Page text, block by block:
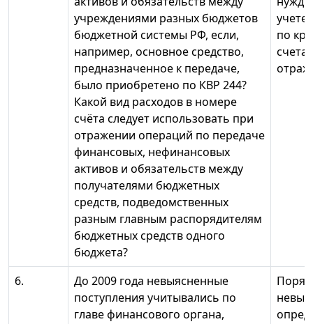
учреждениями разных бюджетов
бюджетной системы РФ, если,
например, основное средство,
предназначенное к передаче,
было приобретено по КВР 244?
Какой вид расходов в номере
счёта следует использовать при
отражении операций по передаче
финансовых, нефинансовых
активов и обязательств между
получателями бюджетных
средств, подведомственных
разным главным распорядителям
бюджетных средств одного
бюджета?
учете
по
счета
6.
До 2009 года невыясненные
поступления учитывались по
главе финансового органа,